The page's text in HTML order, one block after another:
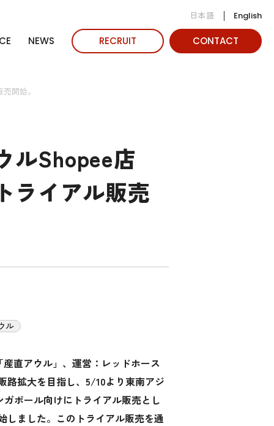
日本語 English
NEWS RECRUIT CONTACT
開始。
ルShopee店
ライアル販売
ル
直アウル」、運営：レッドホース
路拡大を目指し、5/10より東南アジ
ポール向けにトライアル販売とし
しました。このトライアル販売を通